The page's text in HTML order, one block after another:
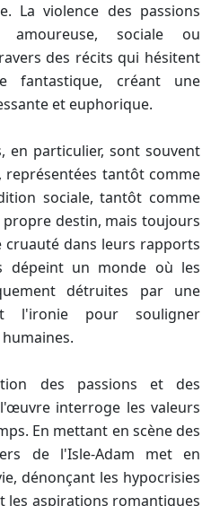
La violence des passions
amoureuse, sociale ou
des récits qui hésitent
créant une
et euphorique.
en particulier, sont souvent
représentées tantôt comme
sociale, tantôt comme
destin, mais toujours
dans leurs rapports
dépeint un monde où les
détruites par une
l'ironie pour souligner
des passions et des
interroge les valeurs
En mettant en scène des
de l'Isle-Adam met en
dénonçant les hypocrisies
les aspirations romantiques